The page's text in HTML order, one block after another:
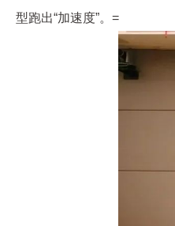
型跑出“加速度”。=